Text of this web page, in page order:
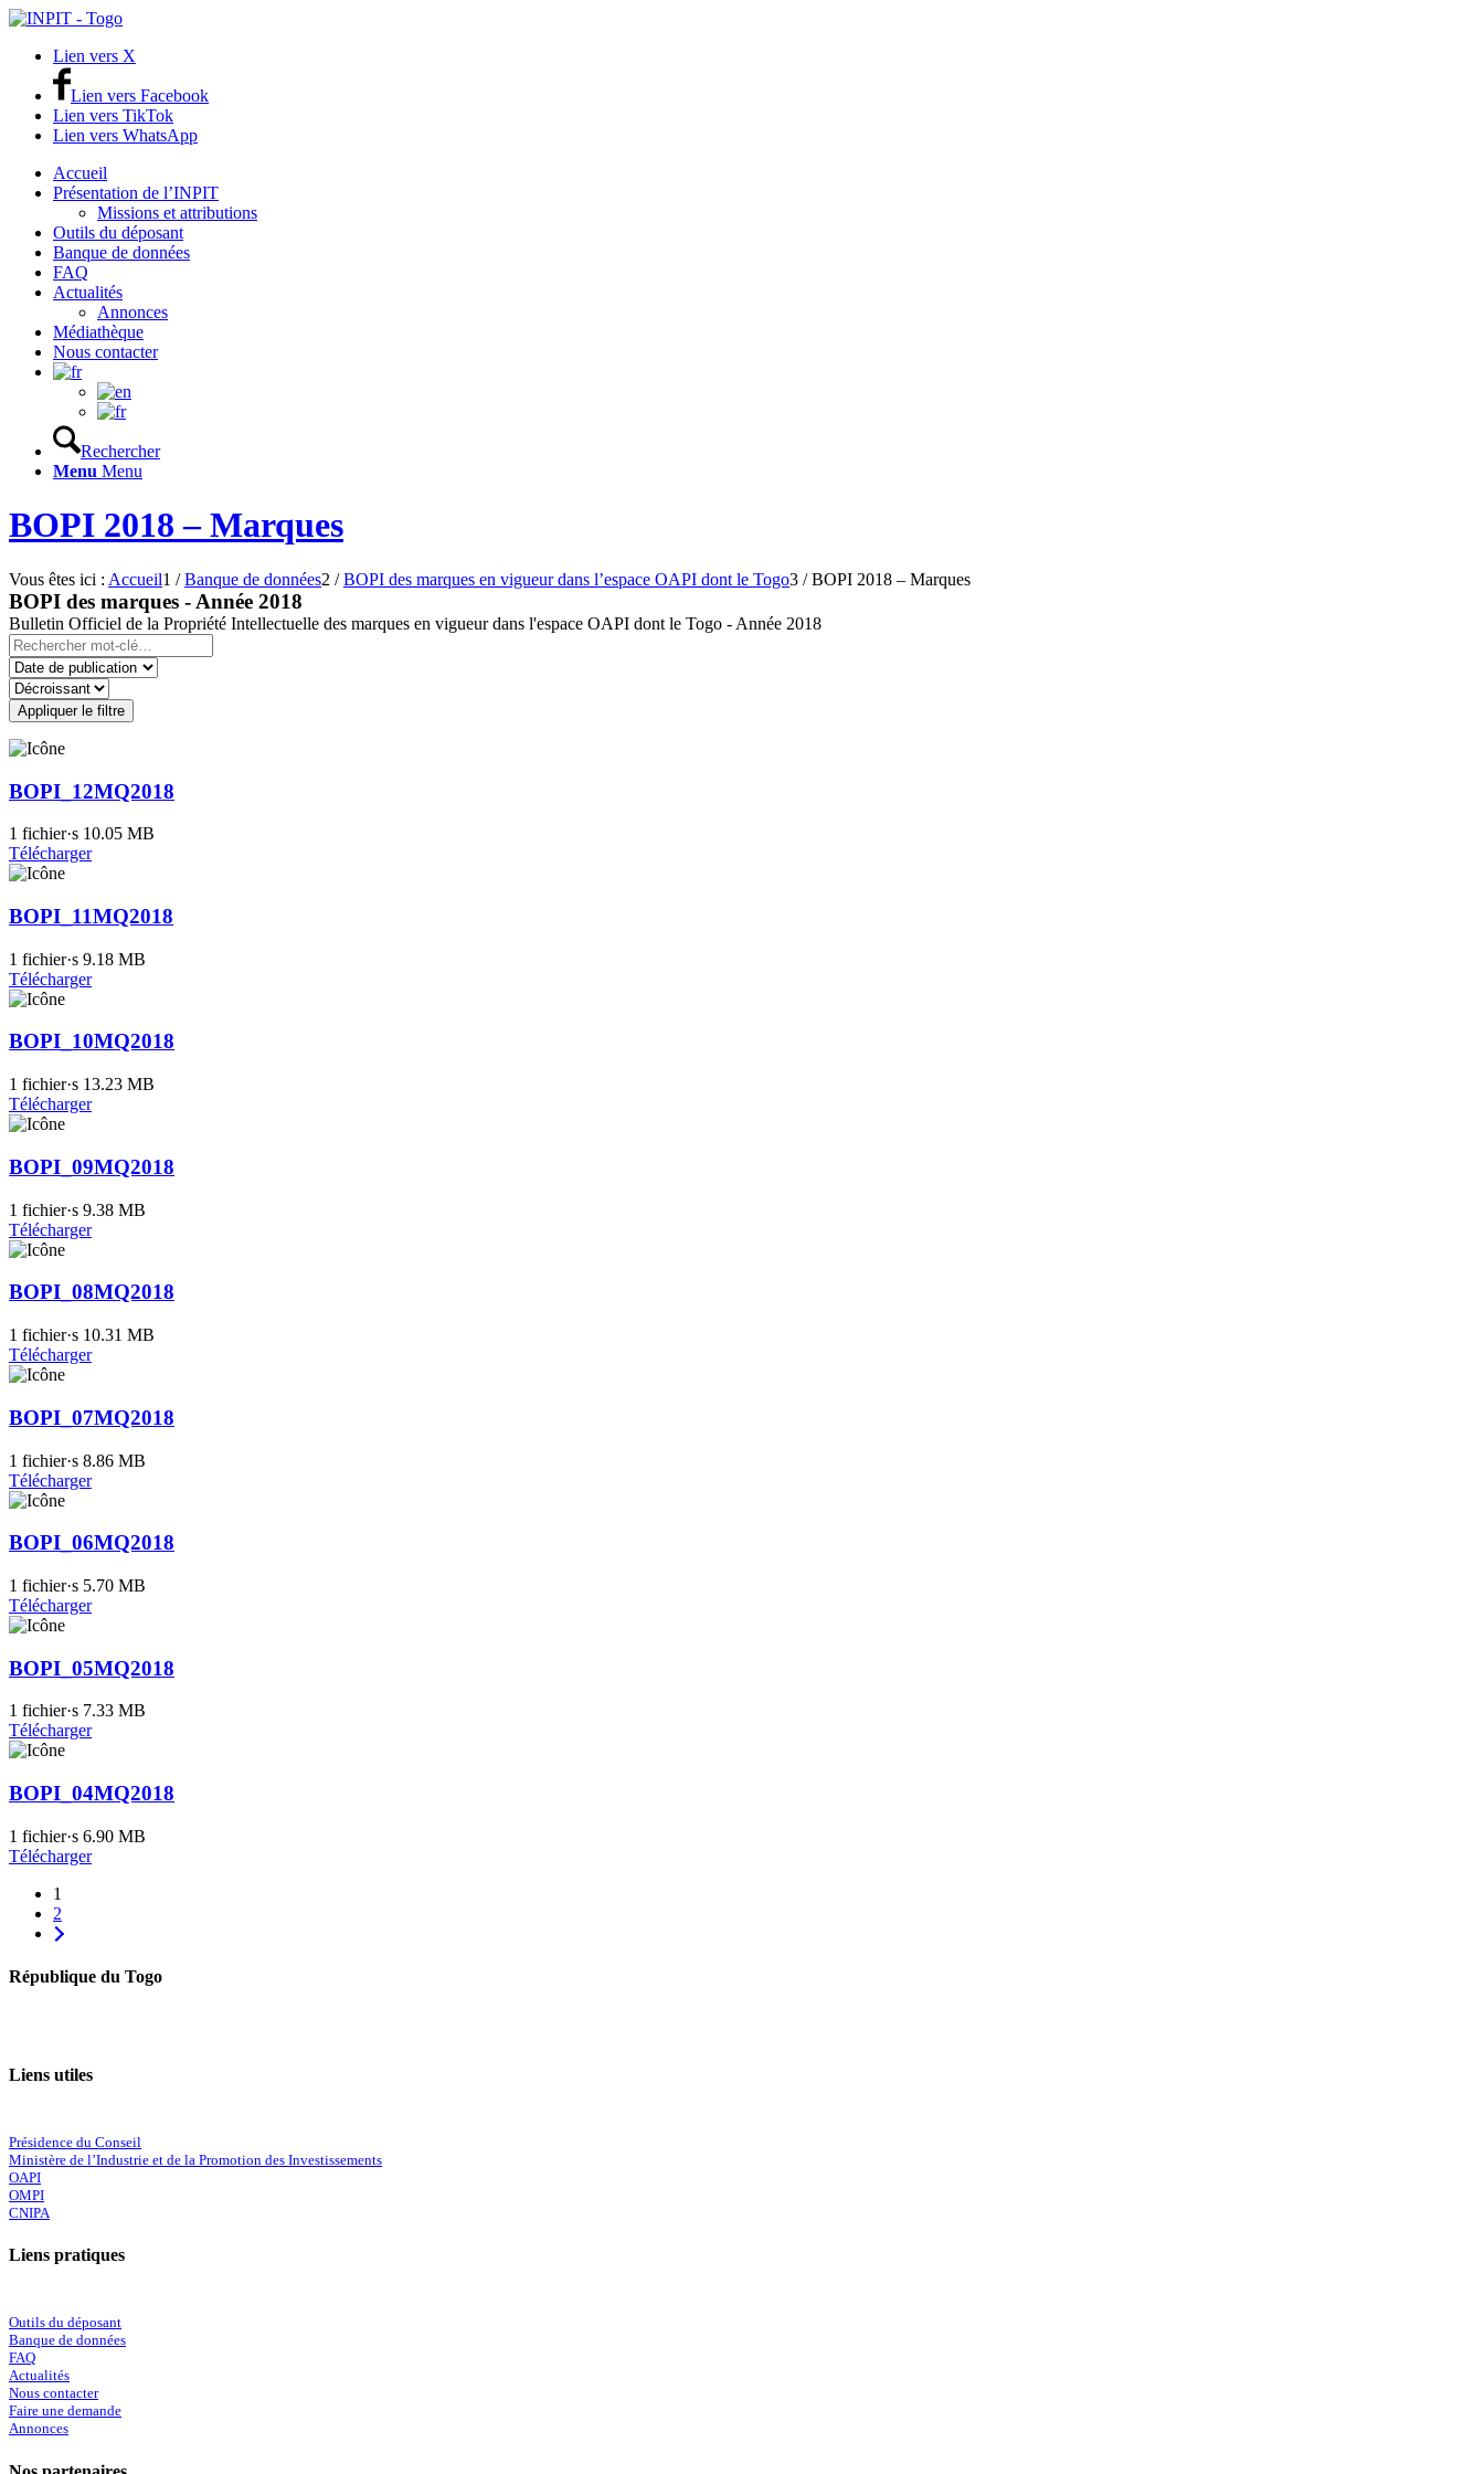
Lien vers X
Lien vers Facebook
Lien vers TikTok
Lien vers WhatsApp
Accueil
Présentation de l’INPIT
Missions et attributions
Outils du déposant
Banque de données
FAQ
Actualités
Annonces
Médiathèque
Nous contacter
Rechercher
Menu Menu
BOPI 2018 – Marques
Vous êtes ici : Accueil1 / Banque de données2 / BOPI des marques en vigueur dans l’espace OAPI dont le Togo3 / BOPI 2018 – Marques
BOPI des marques - Année 2018
Bulletin Officiel de la Propriété Intellectuelle des marques en vigueur dans l'espace OAPI dont le Togo - Année 2018
Appliquer le filtre
BOPI_12MQ2018
1 fichier·s 10.05 MB
Télécharger
BOPI_11MQ2018
1 fichier·s 9.18 MB
Télécharger
BOPI_10MQ2018
1 fichier·s 13.23 MB
Télécharger
BOPI_09MQ2018
1 fichier·s 9.38 MB
Télécharger
BOPI_08MQ2018
1 fichier·s 10.31 MB
Télécharger
BOPI_07MQ2018
1 fichier·s 8.86 MB
Télécharger
BOPI_06MQ2018
1 fichier·s 5.70 MB
Télécharger
BOPI_05MQ2018
1 fichier·s 7.33 MB
Télécharger
BOPI_04MQ2018
1 fichier·s 6.90 MB
Télécharger
1
2
République du Togo
Liens utiles
Présidence du Conseil
Ministère de l’Industrie et de la Promotion des Investissements
OAPI
OMPI
CNIPA
Liens pratiques
Outils du déposant
Banque de données
FAQ
Actualités
Nous contacter
Faire une demande
Annonces